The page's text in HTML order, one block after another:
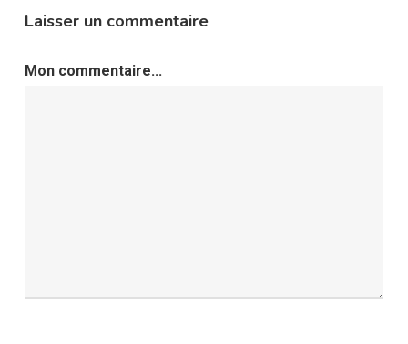
Laisser un commentaire
Mon commentaire...